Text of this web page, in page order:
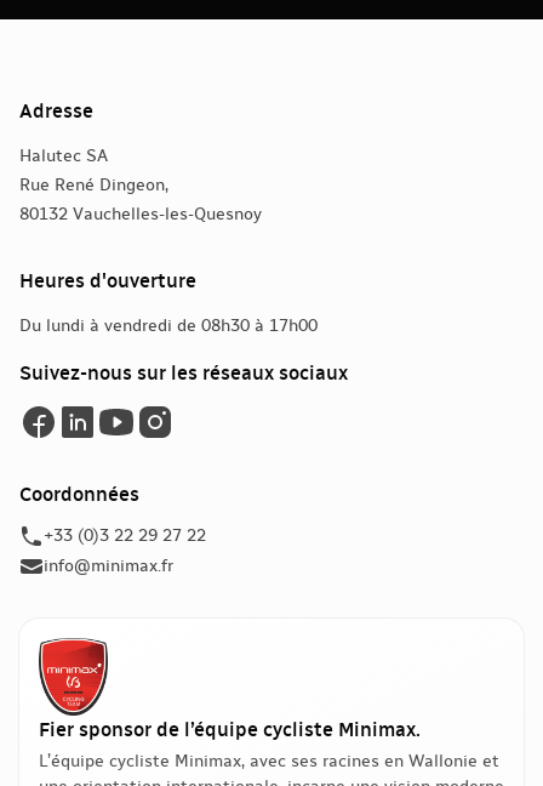
Adresse
Halutec SA
Rue René Dingeon,
80132 Vauchelles-les-Quesnoy
Heures d'ouverture
Du lundi à vendredi de 08h30 à 17h00
Suivez-nous sur les réseaux sociaux
Coordonnées
+33 (0)3 22 29 27 22
info@minimax.fr
Fier sponsor de l’équipe cycliste Minimax.
L’équipe cycliste Minimax, avec ses racines en Wallonie et